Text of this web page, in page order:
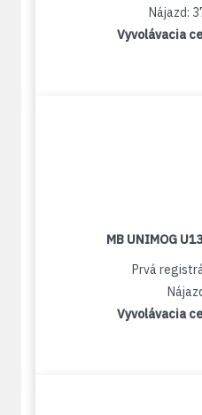
Nájazd:
Vyvolávacia
MB UNIMOG
Prvá
Vyvolávacia